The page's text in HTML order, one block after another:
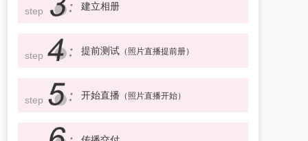
step 建立相册
step 提前测试 （照片直播提前册）
step 开始直播 （照片直播开始）